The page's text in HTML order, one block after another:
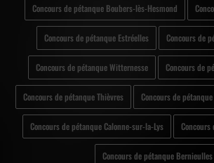
Concours de pétanque Boubers-lès-Hesmond
Concours de pétanque Estréelles Concours de
Concours de pétanque Witternesse Concours de
Concours de pétanque Thièvres Concours de
Concours de pétanque Calonne-sur-la-Lys Concours
Concours de pétanque Bernieulles